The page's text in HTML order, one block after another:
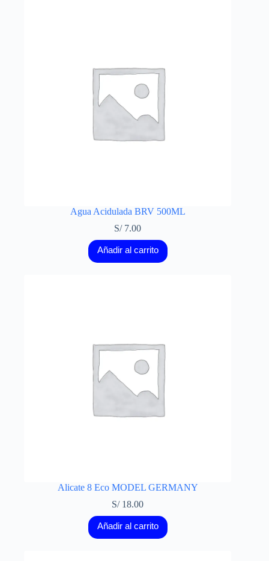
Agua Acidulada BRV 500ML
S/7.00
Añadir al carrito
Alicate 8 Eco MODEL GERMANY
S/18.00
Añadir al carrito